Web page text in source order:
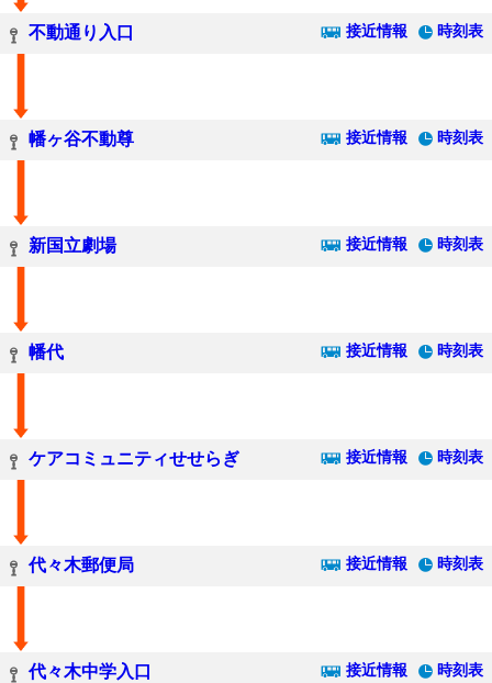
不動通り入口 接近情報 時刻表
幡ヶ谷不動尊 接近情報 時刻表
新国立劇場 接近情報 時刻表
幡代 接近情報 時刻表
ケアコミュニティせせらぎ 接近情報 時刻表
代々木郵便局 接近情報 時刻表
代々木中学入口 接近情報 時刻表